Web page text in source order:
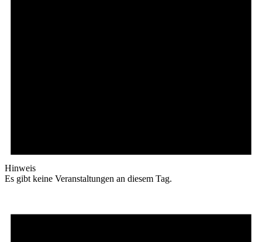
Hinweis
Es gibt keine Veranstaltungen an diesem Tag.